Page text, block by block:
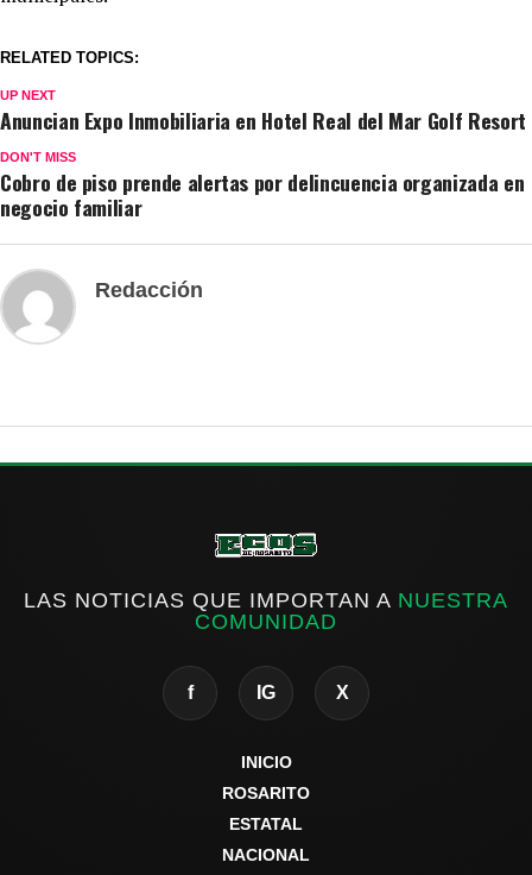
RELATED TOPICS:
UP NEXT
Anuncian Expo Inmobiliaria en Hotel Real del Mar Golf Resort
DON'T MISS
Cobro de piso prende alertas por delincuencia organizada en
negocio familiar
Redacción
LAS NOTICIAS QUE IMPORTAN A NUESTRA
COMUNIDAD
f IG X
INICIO
ROSARITO
ESTATAL
NACIONAL